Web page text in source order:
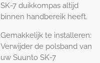
SK-7 duikkompas altijd
binnen handbereik heeft.
Gemakkelijk te installeren:
Verwijder de polsband van
uw Suunto SK-7